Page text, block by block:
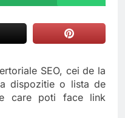
SEO, cei de la
dispozitie o lista de
care poti face link